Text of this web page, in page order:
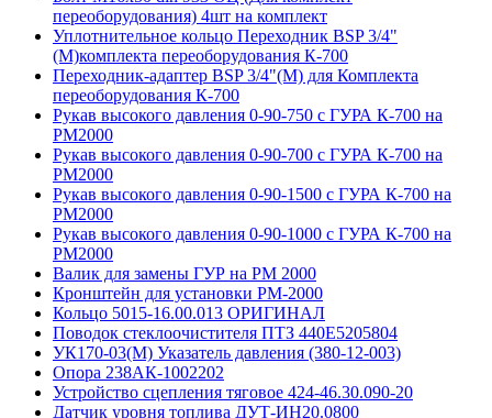
переоборудования) 4шт на комплект
Уплотнительное кольцо Переходник BSP 3/4"
(M)комплекта переоборудования К-700
Переходник-адаптер BSP 3/4"(M) для Комплекта
переоборудования К-700
Рукав высокого давления 0-90-750 с ГУРА К-700 на
РМ2000
Рукав высокого давления 0-90-700 с ГУРА К-700 на
РМ2000
Рукав высокого давления 0-90-1500 с ГУРА К-700 на
РМ2000
Рукав высокого давления 0-90-1000 с ГУРА К-700 на
РМ2000
Валик для замены ГУР на РМ 2000
Кронштейн для установки РМ-2000
Кольцо 5015-16.00.013 ОРИГИНАЛ
Поводок стеклоочистителя ПТЗ 440Е5205804
УК170-03(М) Указатель давления (380-12-003)
Опора 238АК-1002202
Устройство сцепления тяговое 424-46.30.090-20
Датчик уровня топлива ДУТ-ИН20.0800